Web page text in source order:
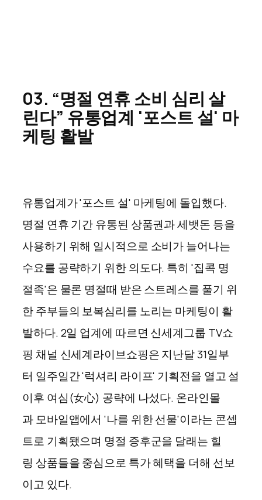
03. “명절 연휴 소비 심리 살
린다” 유통업계 '포스트 설' 마
케팅 활발
유통업계가 '포스트 설' 마케팅에 돌입했다.
명절 연휴 기간 유통된 상품권과 세뱃돈 등을
사용하기 위해 일시적으로 소비가 늘어나는
수요를 공략하기 위한 의도다. 특히 '집콕 명
절족'은 물론 명절때 받은 스트레스를 풀기 위
한 주부들의 보복심리를 노리는 마케팅이 활
발하다. 2일 업계에 따르면 신세계그룹 TV쇼
핑 채널 신세계라이브쇼핑은 지난달 31일부
터 일주일간 '럭셔리 라이프' 기획전을 열고 설
이후 여심(女心) 공략에 나섰다. 온라인몰
과 모바일앱에서 '나를 위한 선물'이라는 콘셉
트로 기획됐으며 명절 증후군을 달래는 힐
링 상품들을 중심으로 특가 혜택을 더해 선보
이고 있다.